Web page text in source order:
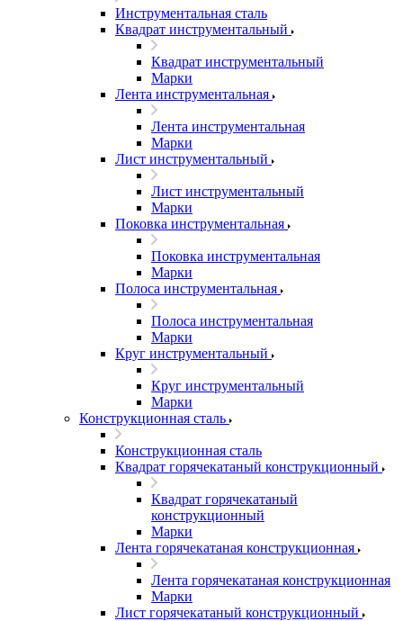
Инструментальная сталь
Квадрат инструментальный
Квадрат инструментальный
Марки
Лента инструментальная
Лента инструментальная
Марки
Лист инструментальный
Лист инструментальный
Марки
Поковка инструментальная
Поковка инструментальная
Марки
Полоса инструментальная
Полоса инструментальная
Марки
Круг инструментальный
Круг инструментальный
Марки
Конструкционная сталь
Конструкционная сталь
Квадрат горячекатаный конструкционный
Квадрат горячекатаный
конструкционный
Марки
Лента горячекатаная конструкционная
Лента горячекатаная конструкционная
Марки
Лист горячекатаный конструкционный